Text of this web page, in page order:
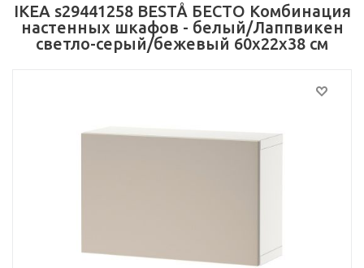
IKEA s29441258 BESTÅ БЕСТО Комбинация
настенных шкафов - белый/Лаппвикен
светло-серый/бежевый 60x22x38 см